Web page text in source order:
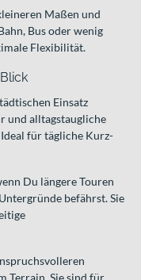
Maßen und
Bus oder wenig
Flexibilität.
Einsatz
und alltagstaugliche
für tägliche Kurz-
Du längere Touren
befährst. Sie
Terrain. Sie sind für